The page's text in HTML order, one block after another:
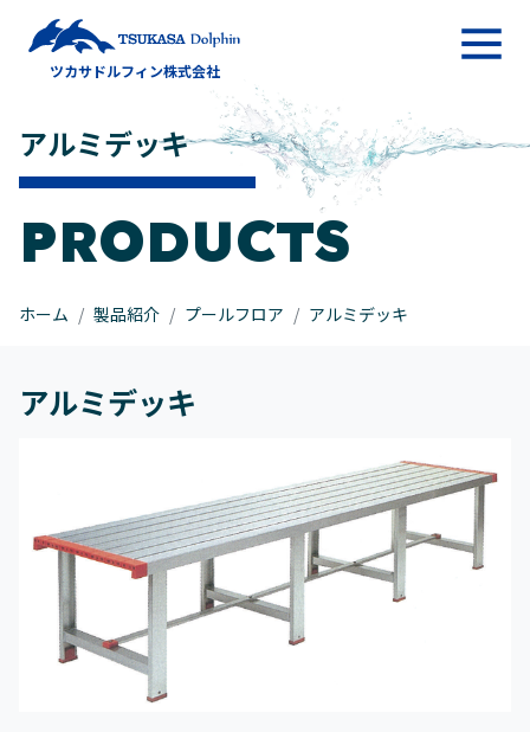
メインナビゲーション
ツカサドルフィン株式会社
アルミデッキ
PRODUCTS
ホーム 製品紹介 プールフロア アルミデッキ
アルミデッキ